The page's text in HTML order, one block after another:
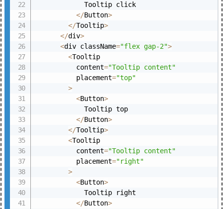
            Tooltip click
</Button>
</Tooltip>
</div>
<div className="flex gap-2">
<Tooltip
          content
="Tooltip content"
          placement
="top"
>
<Button>
            Tooltip top
</Button>
</Tooltip>
<Tooltip
          content
="Tooltip content"
          placement
="right"
>
<Button>
            Tooltip right
</Button>